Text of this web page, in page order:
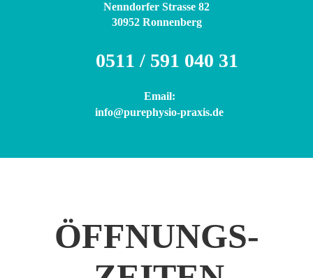
ÖFFNUNGS-
Nenndorfer Strasse 82
30952 Ronnenberg
0511 / 591 040 31
  Email:
  info@purephysio-praxis.de